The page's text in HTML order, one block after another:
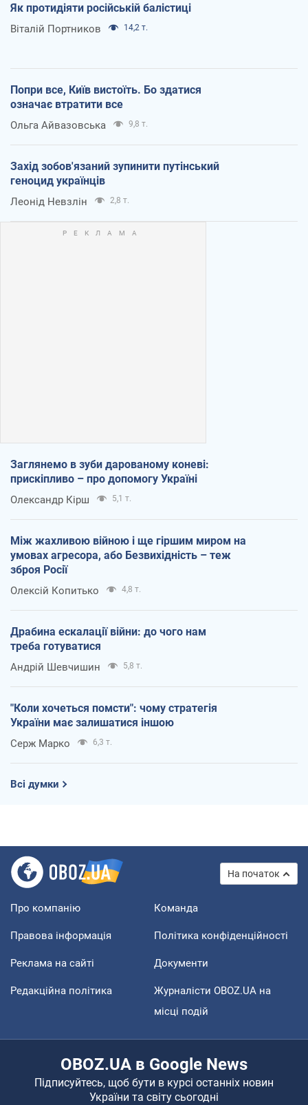
Як протидіяти російській балістиці
Віталій Портников 14,2 т.
Попри все, Київ вистоїть. Бо здатися
означає втратити все
Ольга Айвазовська 9,8 т.
Захід зобов'язаний зупинити путінський
геноцид українців
Леонід Невзлін 2,8 т.
Заглянемо в зуби дарованому коневі:
прискіпливо – про допомогу Україні
Олександр Кірш 5,1 т.
Між жахливою війною і ще гіршим миром на
умовах агресора, або Безвихідність – теж
зброя Росії
Олексій Копитько 4,8 т.
Драбина ескалації війни: до чого нам
треба готуватися
Андрій Шевчишин 5,8 т.
"Коли хочеться помсти": чому стратегія
України має залишатися іншою
Серж Марко 6,3 т.
Всі думки
На початок
Про компанію Команда
Правова інформація Політика конфіденційності
Реклама на сайті Документи
Редакційна політика
Журналісти OBOZ.UA на
місці подій
OBOZ.UA в Google News
Підписуйтесь, щоб бути в курсі останніх новин
України та світу сьогодні